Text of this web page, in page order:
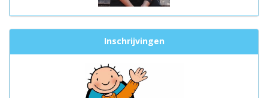
Inschrijvingen